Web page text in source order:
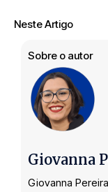
Neste Artigo
Sobre o autor
Giovanna
Giovanna